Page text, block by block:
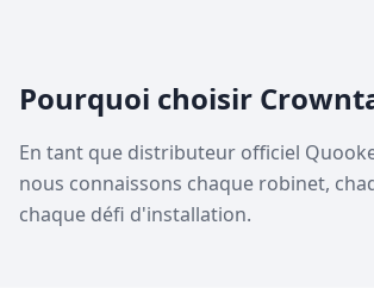
Pourquoi choisir
En tant que distributeur officiel
nous connaissons chaque robinet,
chaque défi d'installation.